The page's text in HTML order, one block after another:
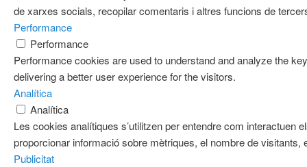
de xarxes socials, recopilar comentaris i altres funcions de
Performance
Performance
Performance cookies are used to understand and analyze the
delivering a better user experience for the visitors.
Analítica
Analítica
Les cookies analítiques s’utilitzen per entendre com interactuen
proporcionar informació sobre mètriques, el nombre de visitants,
Publicitat